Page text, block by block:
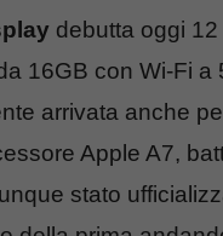
debutta oggi
16GB con Wi-Fi
arrivata anche
Apple A7,
stato